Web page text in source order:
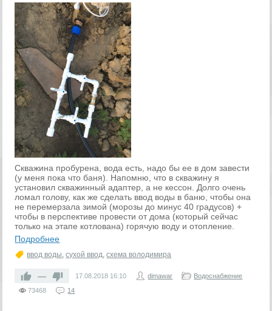
Скважина пробурена, вода есть, надо бы ее в дом завести
(у меня пока что баня). Напомню, что в скважину я
установил скважинный адаптер, а не кессон. Долго очень
ломал голову, как же сделать ввод воды в баню, чтобы она
не перемерзала зимой (морозы до минус 40 градусов) +
чтобы в перспективе провести от дома (который сейчас
только на этапе котлована) горячую воду и отопление.
Подробнее
ввод воды,сухой ввод,схема володимира
— 17.08.2018 16:10 dimawar
Водоснабжение
73468
14